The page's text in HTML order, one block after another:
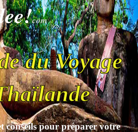
com
du Voyage
conseils pour préparer votre